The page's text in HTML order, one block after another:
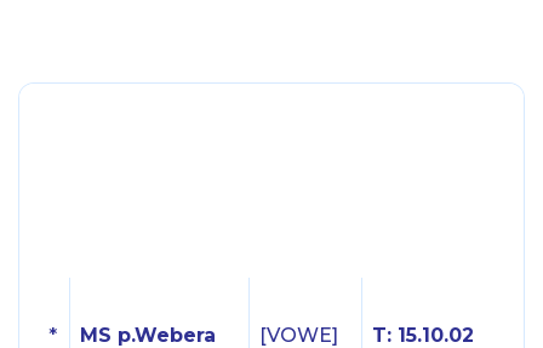
* MS p.Webera [VOWE] T: 15.10.02